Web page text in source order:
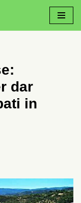
dar
in